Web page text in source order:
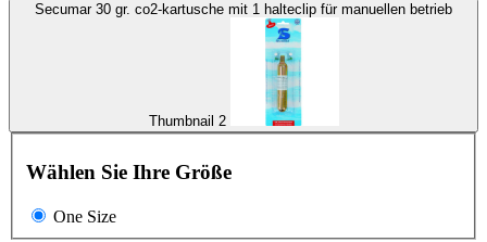
Secumar 30 gr. co2-kartusche mit 1 halteclip für manuellen betrieb
Thumbnail 2
Wählen Sie Ihre Größe
One Size